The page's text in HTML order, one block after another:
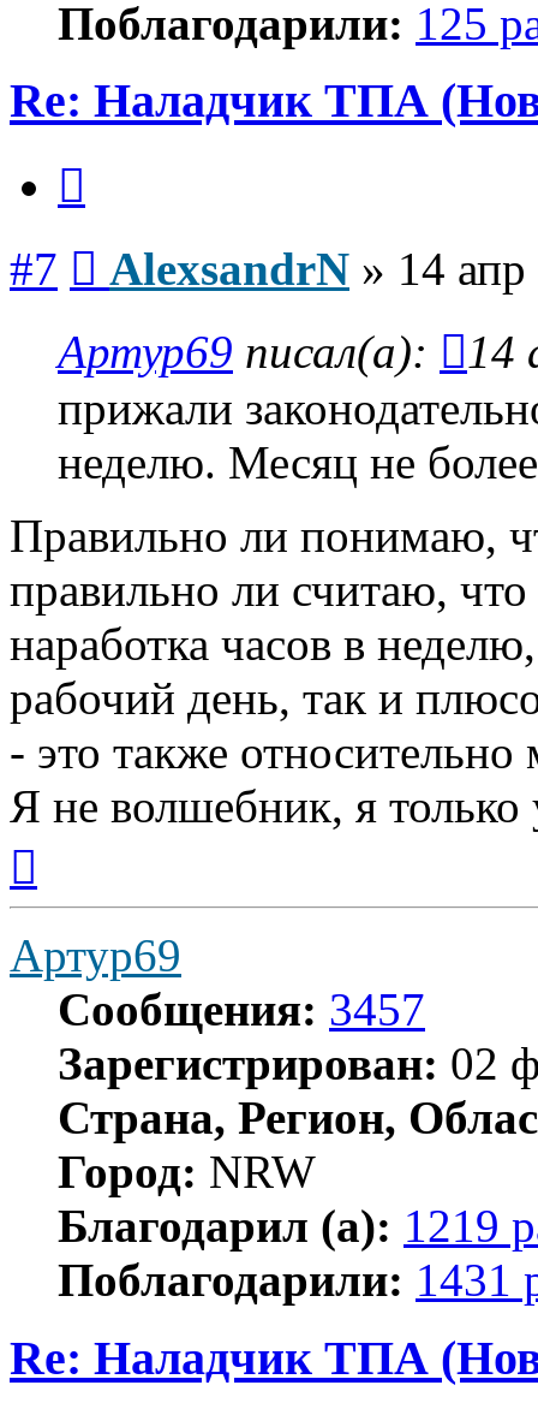
Поблагодарили: 125
Re: Наладчик ТПА
#7 AlexsandrN » 14
Артур69 писал(а):
14
прижали
неделю. Месяц не
Правильно ли понимаю,
правильно ли считаю,
наработка часов в
рабочий день, так и
- это также относительно
Я не волшебник, я только
началу
Артур69
Сообщения: 3457
Зарегистрирован: 02
Страна, Регион,
Город: NRW
Благодарил (а): 1219
Поблагодарили: 1431
Re: Наладчик ТПА